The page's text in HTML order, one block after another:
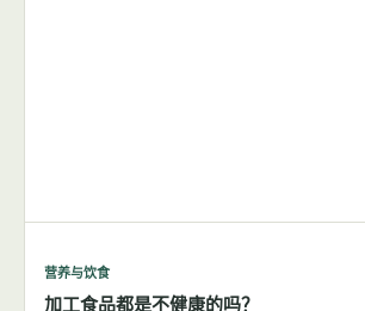
营养与饮食
加工食品都是不健康的吗？